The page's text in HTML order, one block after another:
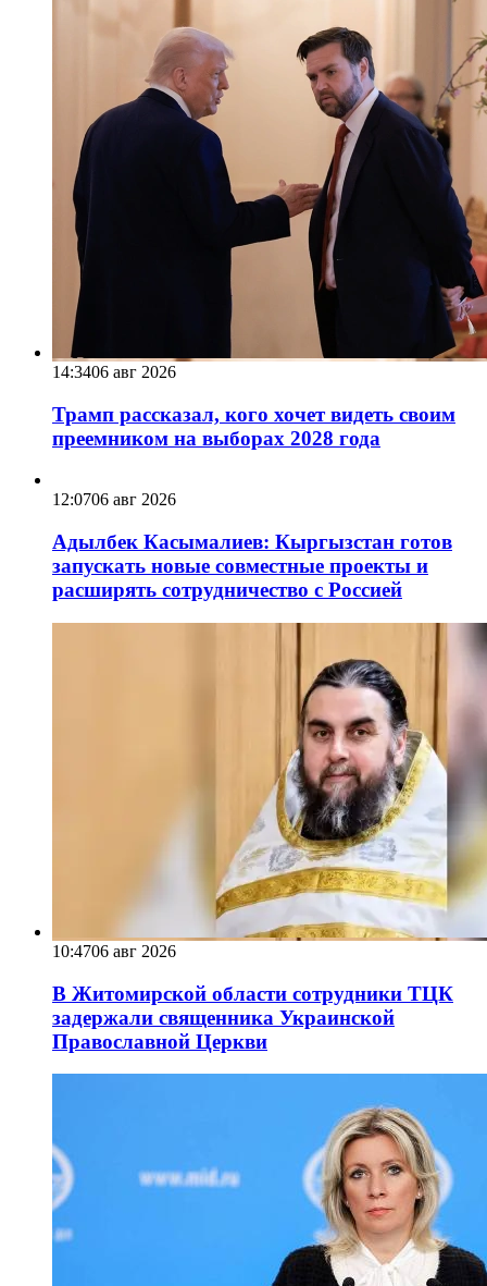
14:3406 авг 2026
Трамп рассказал, кого хочет видеть своим
преемником на выборах 2028 года
12:0706 авг 2026
Адылбек Касымалиев: Кыргызстан готов
запускать новые совместные проекты и
расширять сотрудничество с Россией
10:4706 авг 2026
В Житомирской области сотрудники ТЦК
задержали священника Украинской
Православной Церкви